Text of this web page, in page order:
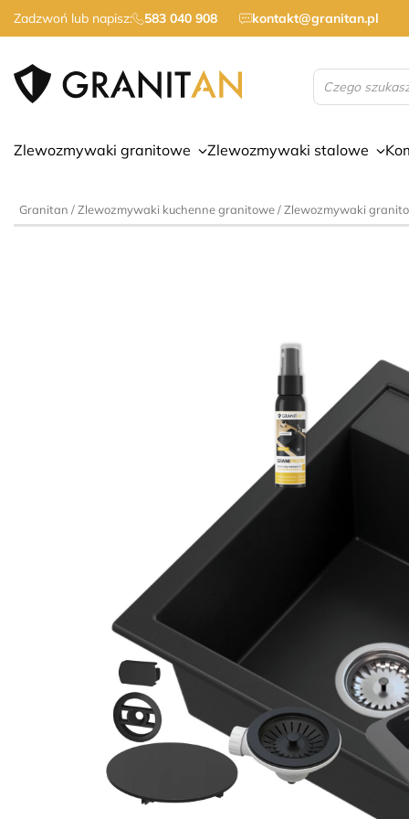
Zadzwoń lub napisz: 583 040 908 kontakt@granitan.pl
Wyszukiwarka
produktów
Zlewozmywaki granitowe Zlewozmywaki stalowe
Granitan /Zlewozmywaki kuchenne granitowe/Zlewozmywaki